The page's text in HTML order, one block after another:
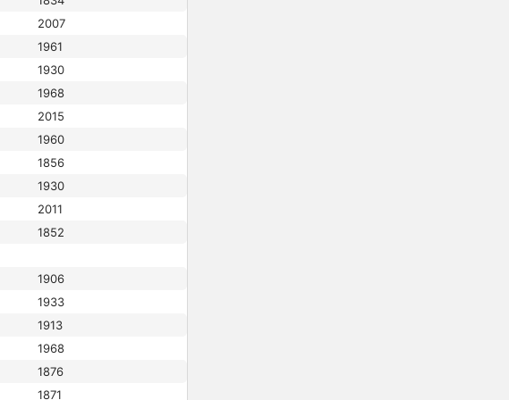
2007
1961
1930
1968
2015
1960
1856
1930
2011
1852
1906
1933
1913
1968
1876
1871